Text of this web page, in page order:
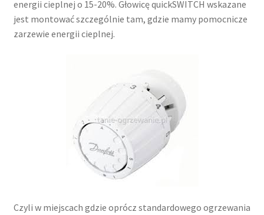
energii cieplnej o 15-20%. Głowicę quickSWITCH wskazane
jest montować szczególnie tam, gdzie mamy pomocnicze
zarzewie energii cieplnej.
Czyli w miejscach gdzie oprócz standardowego ogrzewania